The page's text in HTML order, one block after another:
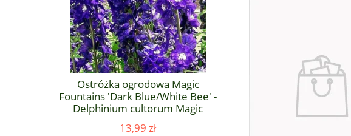
Ostróżka ogrodowa Magic
Fountains 'Dark Blue/White Bee' -
Delphinium cultorum Magic
Fountains 'Dark Blue/White Bee' '
13,99 zł
Ostróżka ogrodowa
Fountains 'Lilac Pink/White
Delphinium cultorum
Fountains 'Lilac Pink/